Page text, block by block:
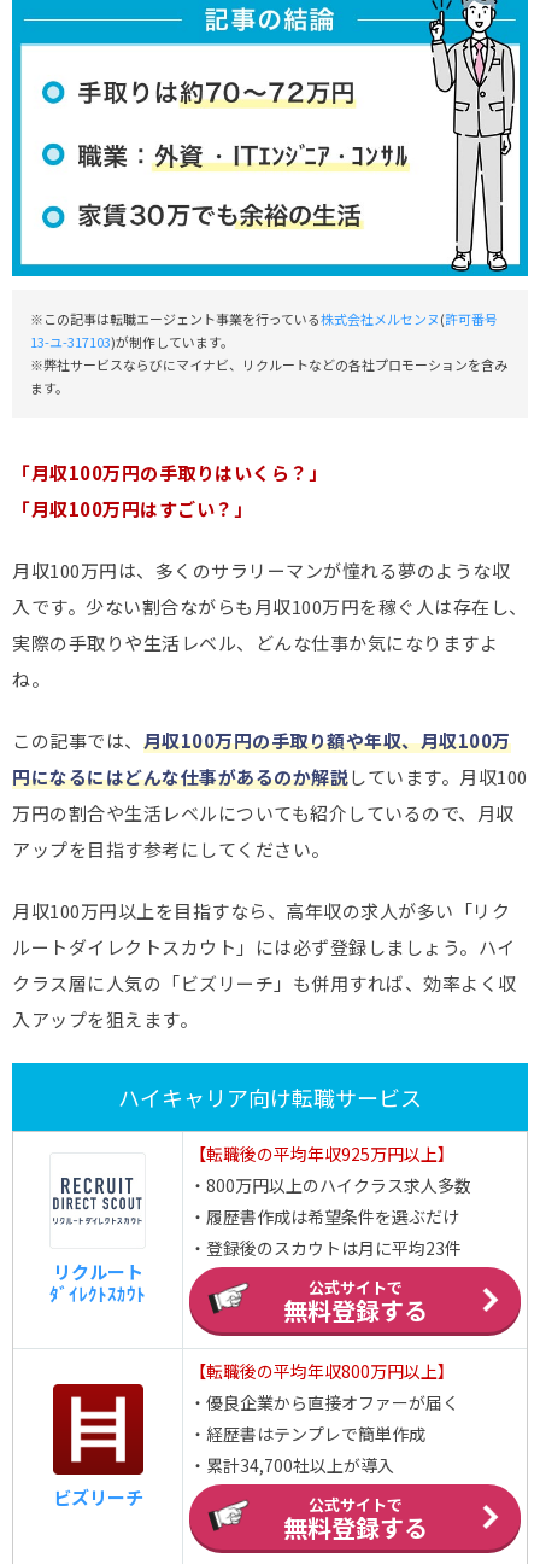
※この記事は転職エージェント事業を行っている株式会社メルセンヌ(許可番号
13-ユ-317103)が制作しています。
※弊社サービスならびにマイナビ、リクルートなどの各社プロモーションを含み
ます。
「月収100万円の手取りはいくら？」
「月収100万円はすごい？」
月収100万円は、多くのサラリーマンが憧れる夢のような収
入です。少ない割合ながらも月収100万円を稼ぐ人は存在し、
実際の手取りや生活レベル、どんな仕事か気になりますよ
ね。
この記事では、 月収100万円の手取り額や年収、月収100万
円になるにはどんな仕事があるのか解説しています。月収100
万円の割合や生活レベルについても紹介しているので、月収
アップを目指す参考にしてください。
月収100万円以上を目指すなら、高年収の求人が多い「リク
ルートダイレクトスカウト」には必ず登録しましょう。ハイ
クラス層に人気の「ビズリーチ」も併用すれば、効率よく収
入アップを狙えます。
ハイキャリア向け転職サービス
リクルート
ﾀﾞｲﾚｸﾄｽｶｳﾄ
【転職後の平均年収925万円以上】
・800万円以上のハイクラス求人多数
・履歴書作成は希望条件を選ぶだけ
・登録後のスカウトは月に平均23件
公式サイトで
無料登録する
ビズリーチ
【転職後の平均年収800万円以上】
・優良企業から直接オファーが届く
・経歴書はテンプレで簡単作成
・累計34,700社以上が導入
公式サイトで
無料登録する